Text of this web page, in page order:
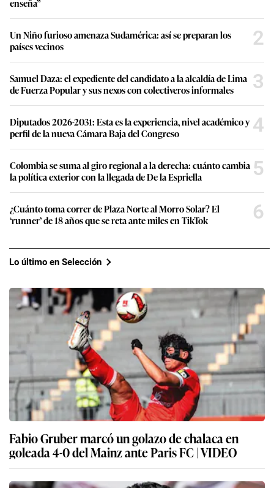
enseña”
Un Niño furioso amenaza Sudamérica: así se preparan los
países vecinos
2
Samuel Daza: el expediente del candidato a la alcaldía de Lima
de Fuerza Popular y sus nexos con colectiveros informales
3
Diputados 2026-2031: Esta es la experiencia, nivel académico y
perfil de la nueva Cámara Baja del Congreso
4
Colombia se suma al giro regional a la derecha: cuánto cambia
la política exterior con la llegada de De la Espriella
5
¿Cuánto toma correr de Plaza Norte al Morro Solar? El
‘runner’ de 18 años que se reta ante miles en TikTok
6
Lo último en Selección
Fabio Gruber marcó un golazo de chalaca en
goleada 4-0 del Mainz ante Paris FC | VIDEO